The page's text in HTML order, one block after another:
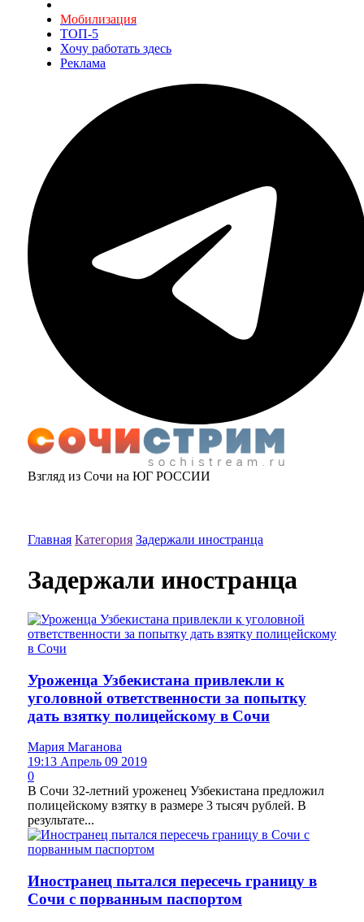
Мобилизация
ТОП-5
Хочу работать здесь
Реклама
Взгляд из Сочи на ЮГ РОССИИ
Главная Категория Задержали иностранца
Задержали иностранца
Уроженца Узбекистана привлекли к
уголовной ответственности за попытку
дать взятку полицейскому в Сочи
Мария Маганова
19:13 Апрель 09 2019
0
В Сочи 32-летний уроженец Узбекистана предложил
полицейскому взятку в размере 3 тысяч рублей. В
результате...
Иностранец пытался пересечь границу в
Сочи с порванным паспортом